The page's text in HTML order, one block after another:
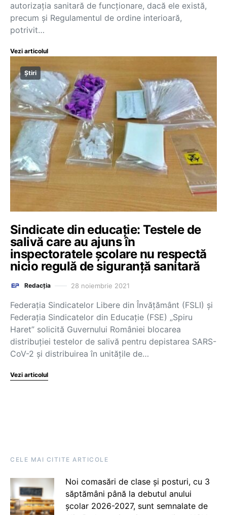
autorizaţia sanitară de funcţionare, dacă ele există,
precum şi Regulamentul de ordine interioară,
potrivit…
Vezi articolul
Știri
Sindicate din educație: Testele de
salivă care au ajuns în
inspectoratele şcolare nu respectă
nicio regulă de siguranţă sanitară
Redacția 28 noiembrie 2021
Federaţia Sindicatelor Libere din Învăţământ (FSLI) şi
Federaţia Sindicatelor din Educaţie (FSE) „Spiru
Haret” solicită Guvernului României blocarea
distribuţiei testelor de salivă pentru depistarea SARS-
CoV-2 şi distribuirea în unităţile de…
Vezi articolul
CELE MAI CITITE ARTICOLE
Noi comasări de clase și posturi, cu 3
săptămâni până la debutul anului
școlar 2026-2027, sunt semnalate de